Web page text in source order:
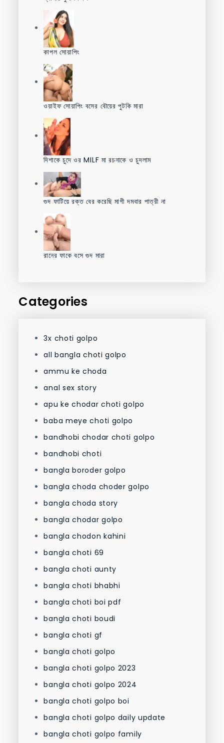
কাপল সোয়াপিং
ওয়াইফ সোয়াপিং বসের বৌয়ের পুটকি মারা
দিশাকে চুদে ওর MILF মা রচনাকে ও চুদলাম
গুদ ফাটিয়ে রক্ত বের করেছি মাগী দমবার পাত্রী না
রানের ফাকে বসে গুদ মারা
Categories
3x choti golpo
all bangla choti golpo
ammu ke choda
anal sex story
apu ke chodar choti golpo
baba meye choti golpo
bandhobi chodar choti golpo
bandhobi choti
bangla boroder golpo
bangla choda choder golpo
bangla choda story
bangla chodar golpo
bangla chodon kahini
bangla choti 69
bangla choti aunty
bangla choti bhabhi
bangla choti boi pdf
bangla choti boudi
bangla choti gf
bangla choti golpo
bangla choti golpo 2023
bangla choti golpo 2024
bangla choti golpo boi
bangla choti golpo daily update
bangla choti golpo family